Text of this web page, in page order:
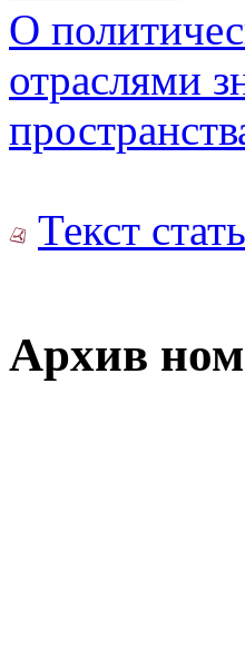
О
отраслями
Текст
Архив